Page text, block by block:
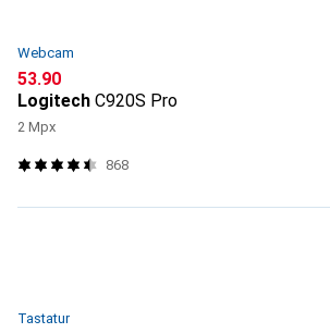
Webcam
CHF
53.90
Logitech C920S Pro
2 Mpx
868
Tastatur